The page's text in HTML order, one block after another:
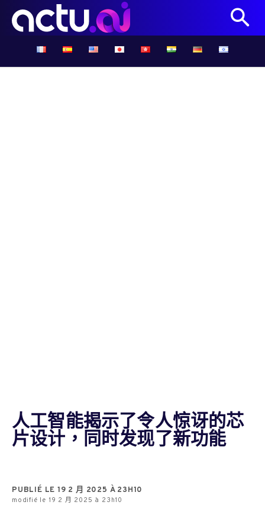
人工智能揭示了令人惊讶的芯
片设计，同时发现了新功能
PUBLIÉ LE 19 2 月 2025 À 23H10
modifié le 19 2 月 2025 à 23h10